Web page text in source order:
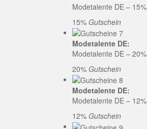
Modetalente DE – 15%
15% Gutschein
Modetalente DE:
Modetalente DE – 20%
20% Gutschein
Modetalente DE:
Modetalente DE – 12%
12% Gutschein